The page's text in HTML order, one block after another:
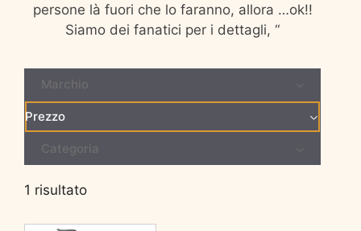
persone là fuori che lo faranno, allora …ok!!
Siamo dei fanatici per i dettagli, “
Marchio
Prezzo
Categoria
1 risultato